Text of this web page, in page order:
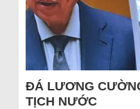
ĐÁ LƯƠNG
TỊCH NƯỚC